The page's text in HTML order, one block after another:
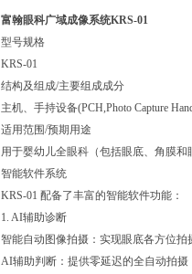
富翰眼科广域成像系统KRS-01
型号规格
KRS-01
结构及组成/主要组成成分
主机、手持设备(PCH,Photo Capture
适用范围/预期用途
用于婴幼儿全眼科（包括眼底、角膜和
智能软件系统
KRS-01 配备了丰富的智能软件功能：
1. AI辅助诊断
智能自动图像拍摄：实现眼底各方位
AI辅助判断：提供零延迟的全自动拍摄